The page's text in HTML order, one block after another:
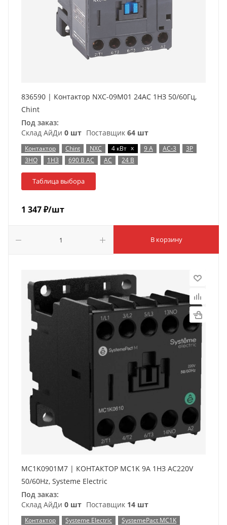
836590 | Контактор NXC-09M01 24AC 1НЗ 50/60Гц,
Chint
Под заказ:
Склад АйДи 0 шт Поставщик 64 шт
Контактор Chint NXC 4 кВт x 9 А AC-3
3P
3НО
1НЗ 690 В AC AC 24 В
Таблица выбора
1 347₽/шт
В корзину
MC1K0901M7 | КОНТАКТОР MC1K 9A 1НЗ AC220V
50/60Hz, Systeme Electric
Под заказ:
Склад АйДи 0 шт Поставщик 14 шт
Контактор Systeme Electric
SystemePact MC1K